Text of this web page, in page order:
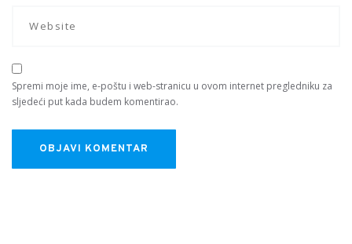
Spremi moje ime, e-poštu i web-stranicu u ovom internet pregledniku za
sljedeći put kada budem komentirao.